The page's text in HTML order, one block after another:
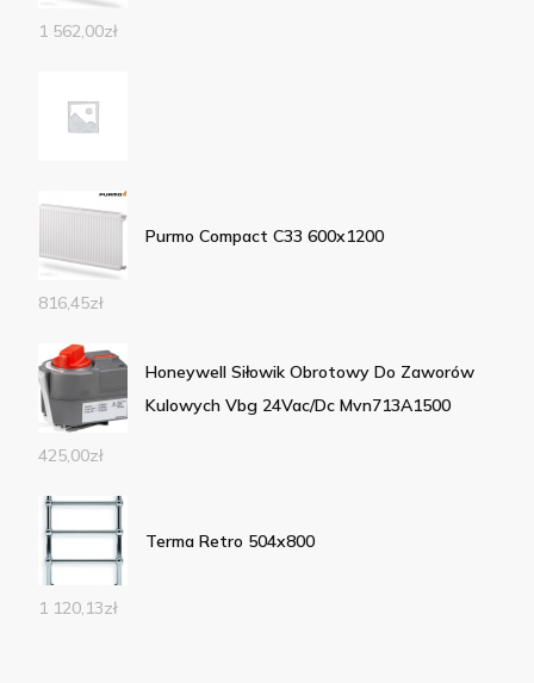
1 562,00zł
Purmo Compact C33 600x1200
816,45zł
Honeywell Siłowik Obrotowy Do Zaworów
Kulowych Vbg 24Vac/Dc Mvn713A1500
425,00zł
Terma Retro 504x800
1 120,13zł